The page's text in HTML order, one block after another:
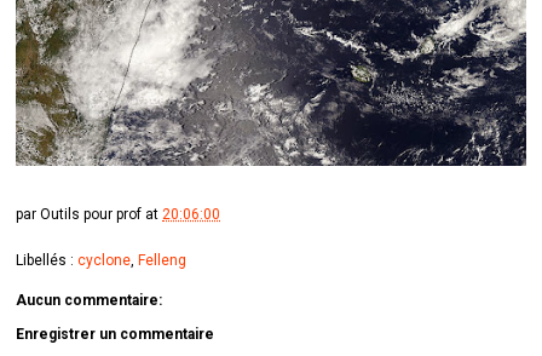
parOutils pour prof at20:06:00
Libellés :cyclone, Felleng
Aucun commentaire:
Enregistrer un commentaire